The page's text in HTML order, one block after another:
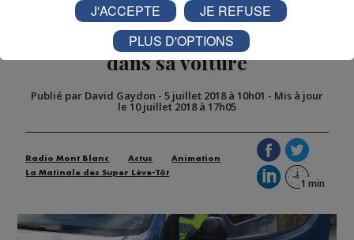
Albertville : une mère laisse son
enfant de 22 mois en plein soleil
dans sa voiture
Publié par David Gaydon - 5 juillet 2018 à 10h01 - Mis à jour
le 10 juillet 2018 à 17h05
Radio Mont Blanc Actus
Animation
La Matinale des Super Lève-Tôt
J'ACCEPTE
JE REFUSE
PLUS D'OPTIONS